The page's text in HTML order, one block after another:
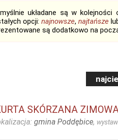
układane są w
opcji: najnowsze, najtańsze
są dodatkowo na
SKÓRZANA
gmina Poddębice,